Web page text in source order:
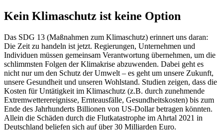
Kein Klimaschutz ist keine Option
Das SDG 13 (Maßnahmen zum Klimaschutz) erinnert uns daran:
Die Zeit zu handeln ist jetzt. Regierungen, Unternehmen und
Individuen müssen gemeinsam Verantwortung übernehmen, um die
schlimmsten Folgen der Klimakrise abzuwenden. Dabei geht es
nicht nur um den Schutz der Umwelt – es geht um unsere Zukunft,
unsere Gesundheit und unseren Wohlstand. Studien zeigen, dass die
Kosten für Untätigkeit im Klimaschutz (z.B. durch zunehmende
Extremwetterereignisse, Ernteausfälle, Gesundheitskosten) bis zum
Ende des Jahrhunderts Billionen von US-Dollar betragen könnten.
Allein die Schäden durch die Flutkatastrophe im Ahrtal 2021 in
Deutschland beliefen sich auf über 30 Milliarden Euro.